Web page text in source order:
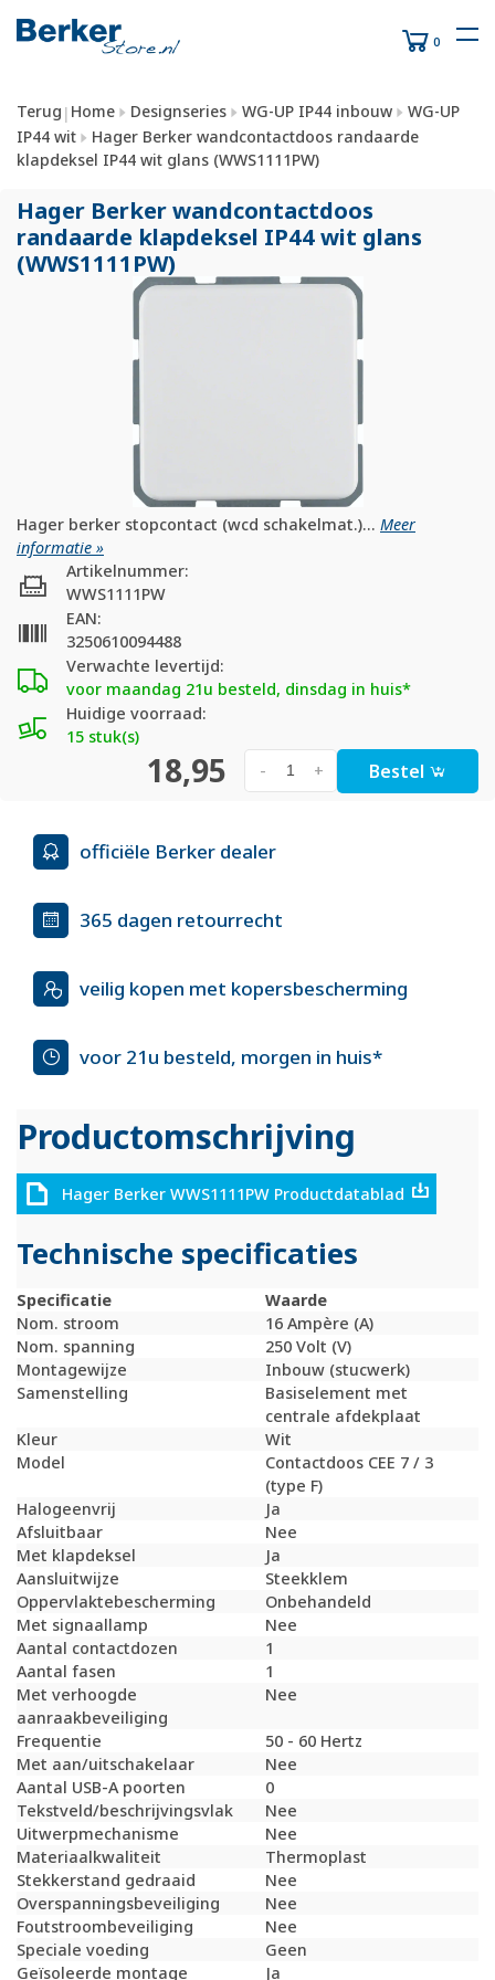
0
Terug | Home Designseries WG-UP IP44 inbouw
WG-UP
IP44 wit
Hager Berker wandcontactdoos randaarde
klapdeksel IP44 wit glans (WWS1111PW)
Hager Berker wandcontactdoos
randaarde klapdeksel IP44 wit glans
(WWS1111PW)
Hager berker stopcontact (wcd schakelmat.)... Meer
informatie »
Verwachte levertijd:
voor maandag 21u besteld, dinsdag in huis*
Huidige voorraad:
15 stuk(s)
Artikelnummer:
WWS1111PW
EAN:
3250610094488
18,95 +
- Bestel
officiële Berker dealer
365 dagen retourrecht
veilig kopen met kopersbescherming
voor 21u besteld, morgen in huis*
Productomschrijving
Hager Berker WWS1111PW Productdatablad
Technische specificaties
Specificatie
Waarde
Nom. stroom
16 Ampère (A)
Nom. spanning
250 Volt (V)
Montagewijze
Inbouw (stucwerk)
Samenstelling
Basiselement met
centrale afdekplaat
Kleur
Wit
Model
Contactdoos CEE 7 / 3
(type F)
Halogeenvrij
Ja
Afsluitbaar
Nee
Met klapdeksel
Ja
Aansluitwijze
Steekklem
Oppervlaktebescherming
Onbehandeld
Met signaallamp
Nee
Aantal contactdozen
1
Aantal fasen
1
Met verhoogde
aanraakbeveiliging
Nee
Frequentie
50 - 60 Hertz
Met aan/uitschakelaar
Nee
Aantal USB-A poorten
0
Tekstveld/beschrijvingsvlak
Nee
Uitwerpmechanisme
Nee
Materiaalkwaliteit
Thermoplast
Stekkerstand gedraaid
Nee
Overspanningsbeveiliging
Nee
Foutstroombeveiliging
Nee
Speciale voeding
Geen
Geïsoleerde montage
Ja